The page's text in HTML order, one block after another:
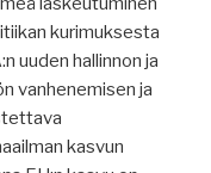
kurimuksesta
uuden hallinnon ja
vanhenemisen ja
kasvun